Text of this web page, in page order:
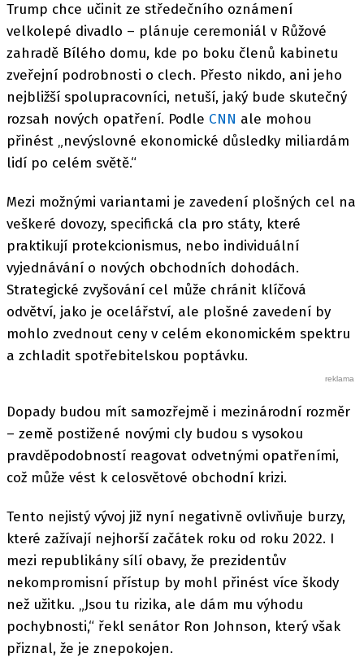
Trump chce učinit ze středečního oznámení
velkolepé divadlo – plánuje ceremoniál v Růžové
zahradě Bílého domu, kde po boku členů kabinetu
zveřejní podrobnosti o clech. Přesto nikdo, ani jeho
nejbližší spolupracovníci, netuší, jaký bude skutečný
rozsah nových opatření. Podle CNN ale mohou
přinést „nevýslovné ekonomické důsledky miliardám
lidí po celém světě.“
Mezi možnými variantami je zavedení plošných cel na
veškeré dovozy, specifická cla pro státy, které
praktikují protekcionismus, nebo individuální
vyjednávání o nových obchodních dohodách.
Strategické zvyšování cel může chránit klíčová
odvětví, jako je ocelářství, ale plošné zavedení by
mohlo zvednout ceny v celém ekonomickém spektru
a zchladit spotřebitelskou poptávku.
Dopady budou mít samozřejmě i mezinárodní rozměr
– země postižené novými cly budou s vysokou
pravděpodobností reagovat odvetnými opatřeními,
což může vést k celosvětové obchodní krizi.
Tento nejistý vývoj již nyní negativně ovlivňuje burzy,
které zažívají nejhorší začátek roku od roku 2022. I
mezi republikány sílí obavy, že prezidentův
nekompromisní přístup by mohl přinést více škody
než užitku. „Jsou tu rizika, ale dám mu výhodu
pochybnosti,“ řekl senátor Ron Johnson, který však
přiznal, že je znepokojen.